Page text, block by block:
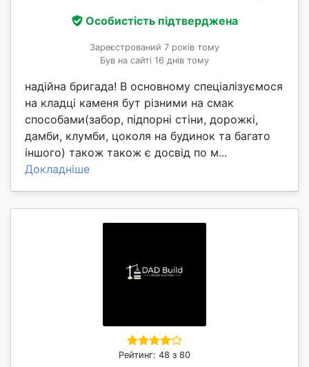
Особистість підтверджена
Зареєстрований 7 років тому
Був на сайті 16 днів тому
надійна бригада! В основному спеціалізуємося
на кладці каменя бут різними на смак
способами(забор, підпорні стіни, дорожкі,
дамби, клумби, цоколя на будинок та багато
іншого) також також є досвід по м...
Докладніше
Рейтинг: 48 з 80